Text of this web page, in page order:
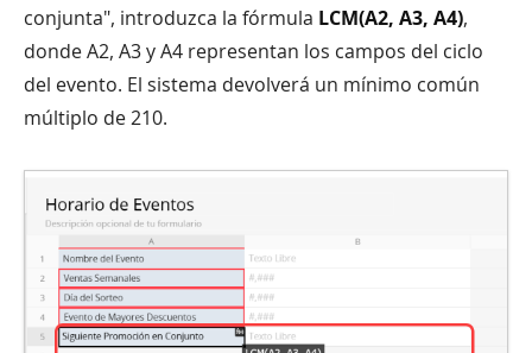
conjunta", introduzca la fórmula LCM(A2, A3, A4),
donde A2, A3 y A4 representan los campos del ciclo
del evento. El sistema devolverá un mínimo común
múltiplo de 210.